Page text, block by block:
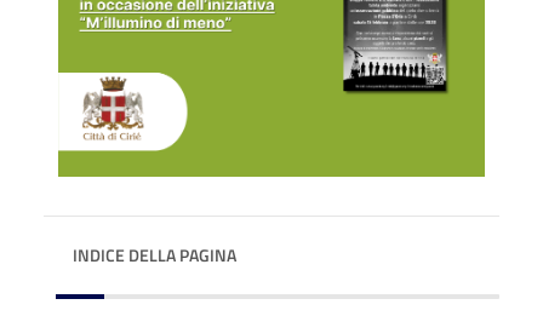
INDICE DELLA PAGINA